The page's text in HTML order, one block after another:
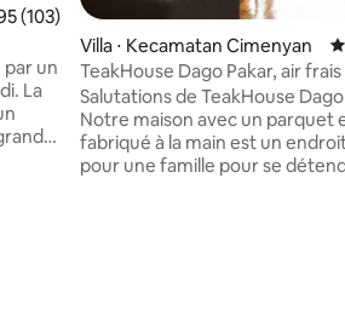
: 4,85 sur 5
moyenne sur la base de 103
(103)
par un
La
Villa ⋅ Kecamatan Cimenyan
TeakHouse Dago Pakar, air
sur la verdure
Salutations de TeakHouse Dago
Notre maison avec un parquet
fabriqué à la main est un
pour une famille pour se